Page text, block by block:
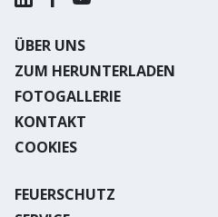
ÜBER UNS
ZUM HERUNTERLADEN
FOTOGALLERIE
KONTAKT
COOKIES
FEUERSCHUTZ